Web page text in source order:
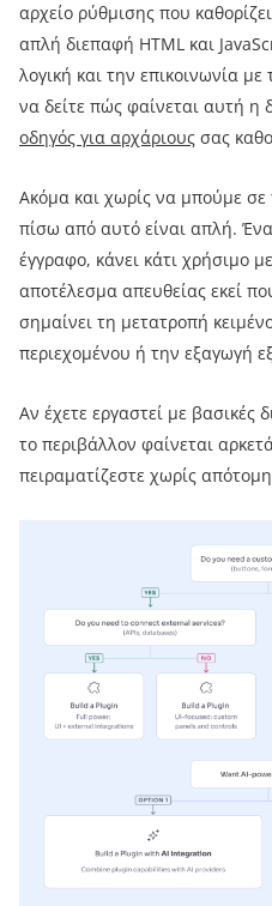
αρχείο ρύθμισης που
απλή διεπαφή HTML και
λογική και την επικοινωνία
να δείτε πώς φαίνεται αυτή
οδηγός για αρχάριους σας
Ακόμα και χωρίς να μπούμε σε
πίσω από αυτό είναι απλή.
έγγραφο, κάνει κάτι χρήσιμο
αποτέλεσμα απευθείας εκεί
σημαίνει τη μετατροπή
περιεχομένου ή την εξαγωγή
Αν έχετε εργαστεί με βασικές
το περιβάλλον φαίνεται
πειραματίζεστε χωρίς